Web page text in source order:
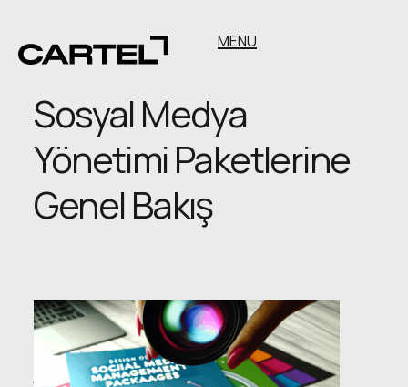
MENU
Sosyal Medya
Yönetimi Paketlerine
Genel Bakış
SosyalMedya